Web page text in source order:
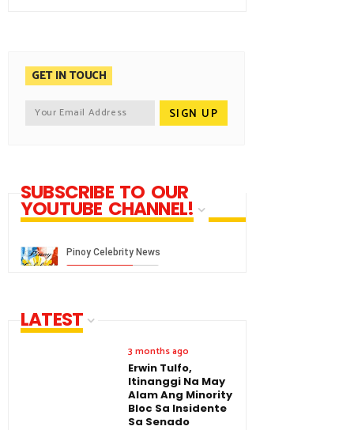
GET IN TOUCH
SUBSCRIBE TO OUR
YOUTUBE CHANNEL!
LATEST
3 months ago
Erwin Tulfo,
Itinanggi Na May
Alam Ang Minority
Bloc Sa Insidente
Sa Senado